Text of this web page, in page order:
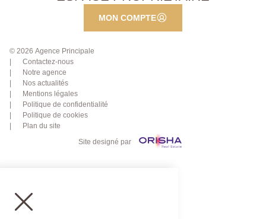
MON COMPTE
© 2026 Agence Principale
Contactez-nous
Notre agence
Nos actualités
Mentions légales
Politique de confidentialité
Politique de cookies
Plan du site
Site designé par